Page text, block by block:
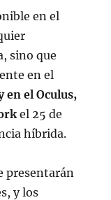
en el
sino que
en el
en el Oculus,
el 25 de
híbrida.
presentarán
y los